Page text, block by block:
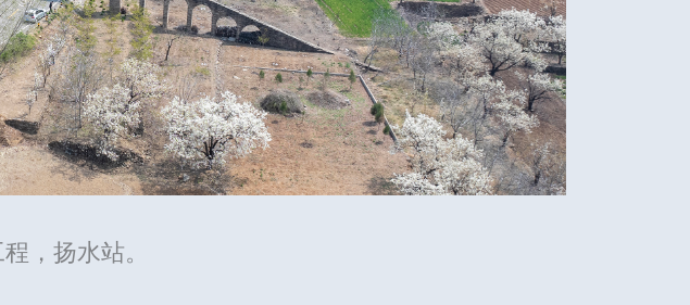
，扬水站。